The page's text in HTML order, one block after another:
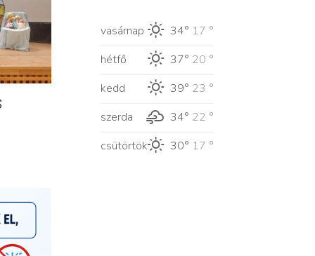
vasárnap 34° 17 °
hétfő
37° 20 °
kedd
39° 23 °
szerda
34° 22 °
csütörtök
30° 17 °